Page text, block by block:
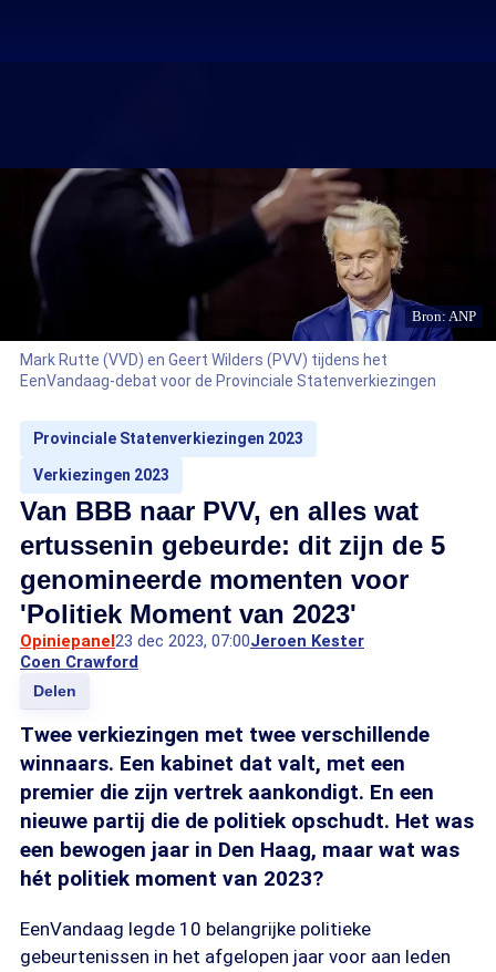
Bron: ANP
Mark Rutte (VVD) en Geert Wilders (PVV) tijdens het
EenVandaag-debat voor de Provinciale Statenverkiezingen
Provinciale Statenverkiezingen 2023
Verkiezingen 2023
Van BBB naar PVV, en alles wat
ertussenin gebeurde: dit zijn de 5
genomineerde momenten voor
'Politiek Moment van 2023'
Opiniepanel23 dec 2023, 07:00Jeroen Kester
Coen Crawford
Delen
Twee verkiezingen met twee verschillende
winnaars. Een kabinet dat valt, met een
premier die zijn vertrek aankondigt. En een
nieuwe partij die de politiek opschudt. Het was
een bewogen jaar in Den Haag, maar wat was
hét politiek moment van 2023?
EenVandaag legde 10 belangrijke politieke
gebeurtenissen in het afgelopen jaar voor aan leden